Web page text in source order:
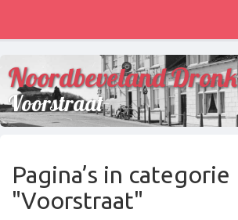
Noordbeveland Dronk
Voorstraat
Pagina’s in categorie
"Voorstraat"